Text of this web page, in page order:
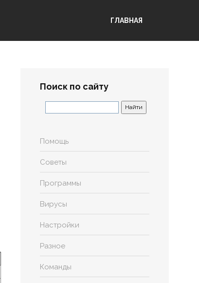
ГЛАВНАЯ
Поиск по сайту
Помощь
Советы
Программы
Вирусы
Настройки
Разное
Команды